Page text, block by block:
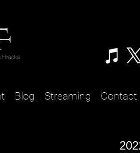
Blog Streaming Contact